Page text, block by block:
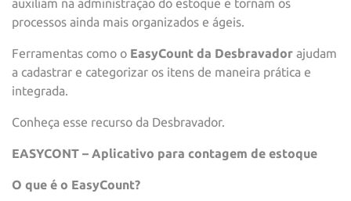
auxiliam na administração do estoque e tornam os
processos ainda mais organizados e ágeis.
Ferramentas como o EasyCount da Desbravador ajudam
a cadastrar e categorizar os itens de maneira prática e
integrada.
Conheça esse recurso da Desbravador.
EASYCONT – Aplicativo para contagem de estoque
O que é o EasyCount?